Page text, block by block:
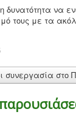
δυνατότητα να
τους με τα
συνεργασία